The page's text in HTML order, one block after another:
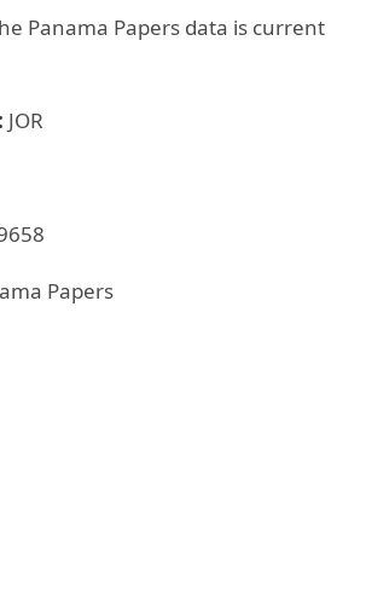
Panama Papers data is current
JOR
Papers